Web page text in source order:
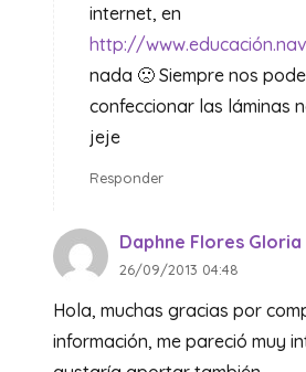
internet, en
http://
nada 🙁 Siempre nos
confeccionar las láminas
jeje
Responder
Daphne Flores Gloria
26/09/2013 04:48
Hola, muchas gracias por
información, me pareció muy